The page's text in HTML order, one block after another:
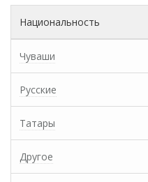
Национальность
Чуваши
Русские
Татары
Другое